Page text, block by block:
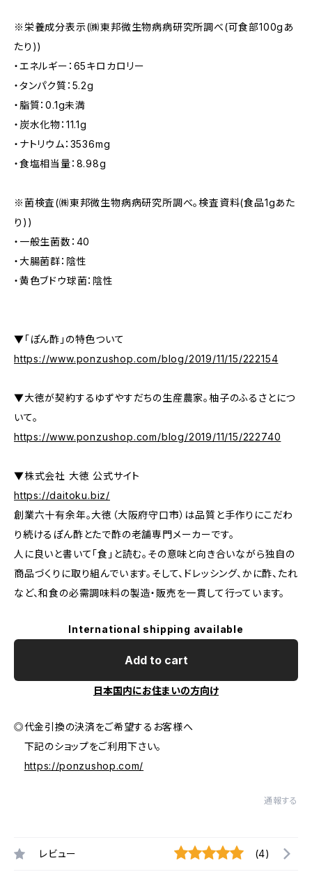
※栄養成分表示(㈱東邦微生物病病研究所調べ(可食部100gあ
たり))
・エネルギー：65キロカロリー
・タンパク質：5.2g
・脂質：0.1g未満
・炭水化物：11.1g
・ナトリウム：3536mg
・食塩相当量：8.98g
※菌検査(㈱東邦微生物病病研究所調べ。検査資料(食品1gあた
り))
・一般生菌数：40
・大腸菌群：陰性
・黄色ブドウ球菌：陰性
▼「ぽん酢」の特色ついて
https://www.ponzushop.com/blog/2019/11/15/222154
▼大徳が契約するゆずやすだちの生産農家。柚子のふるさとにつ
いて。
https://www.ponzushop.com/blog/2019/11/15/222740
▼株式会社 大徳 公式サイト
https://daitoku.biz/
創業六十有余年。大徳（大阪府守口市）は品質と手作りにこだわ
り続けるぽん酢とたで酢の老舗専門メーカーです。
人に良いと書いて「食」と読む。その意味と向き合いながら独自の
商品づくりに取り組んでいます。そして、ドレッシング、かに酢、たれ
など、和食の必需調味料の製造・販売を一貫して行っています。
International shipping available
Add to cart
日本国内にお住まいの方向け
◎代金引換の決済をご希望するお客様へ
下記のショップをご利用下さい。
https://ponzushop.com/
通報する
レビュー (4)